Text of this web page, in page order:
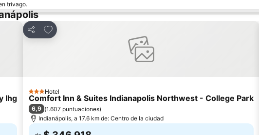
trivago.
Ihg
Compartir
Agregar a favoritos
3 Estrellas
Hotel
Comfort Inn & Suites Indianapolis Northwest - College Park
6,9 (1.607 puntuaciones)
Indianápolis, a 17.6 km de: Centro de la ciudad